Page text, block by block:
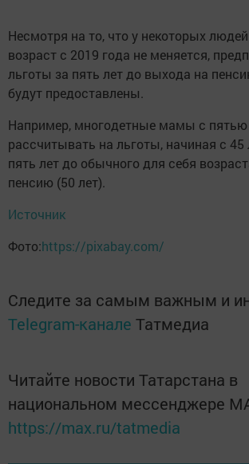
Несмотря на то, что у некоторых
возраст с 2019 года не меняется,
льготы за пять лет до выхода на
будут предоставлены.
Например, многодетные мамы с пятью
рассчитывать на льготы, начиная с 45
пять лет до обычного для себя
пенсию (50 лет).
Источник
Фото:https://pixabay.com/
Следите за самым важным и
Telegram-канале Татмедиа
Читайте новости Татарстана в
национальном мессенджере
https://max.ru/tatmedia